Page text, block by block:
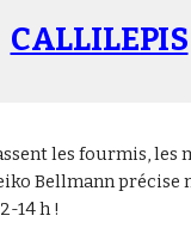
CALLILEPIS
les fourmis, les
Bellmann précise
14 h !